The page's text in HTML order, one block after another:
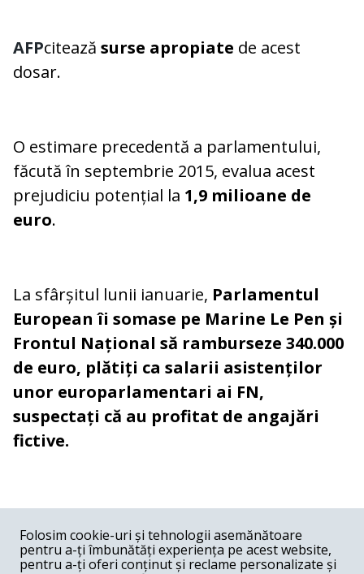
AFPcitează surse apropiate de acest
dosar.
O estimare precedentă a parlamentului,
făcută în septembrie 2015, evalua acest
prejudiciu potențial la 1,9 milioane de
euro.
La sfârșitul lunii ianuarie, Parlamentul
European îi somase pe Marine Le Pen și
Frontul Național să ramburseze 340.000
de euro, plătiți ca salarii asistenților
unor europarlamentari ai FN,
suspectați că au profitat de angajări
fictive.
COMENTARII
Nume
Folosim cookie-uri și tehnologii asemănătoare
pentru a-ți îmbunătăți experiența pe acest website,
pentru a-ți oferi conținut și reclame personalizate și